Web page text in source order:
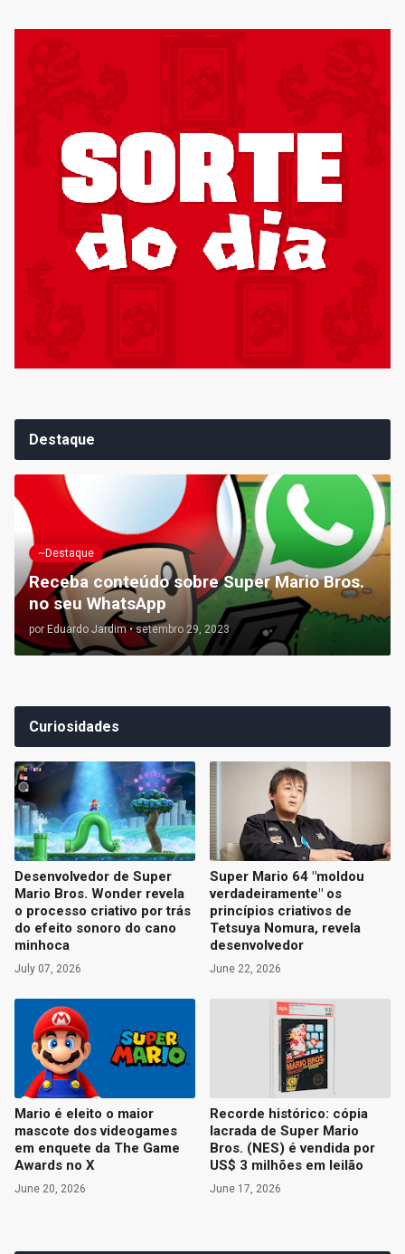
Destaque
~Destaque
Receba conteúdo sobre Super Mario Bros.
no seu WhatsApp
por Eduardo Jardim • setembro 29, 2023
Curiosidades
Desenvolvedor de Super
Mario Bros. Wonder revela
o processo criativo por trás
do efeito sonoro do cano
minhoca
July 07, 2026
Super Mario 64 "moldou
verdadeiramente" os
princípios criativos de
Tetsuya Nomura, revela
desenvolvedor
June 22, 2026
Mario é eleito o maior
mascote dos videogames
em enquete da The Game
Awards no X
June 20, 2026
Recorde histórico: cópia
lacrada de Super Mario
Bros. (NES) é vendida por
US$ 3 milhões em leilão
June 17, 2026